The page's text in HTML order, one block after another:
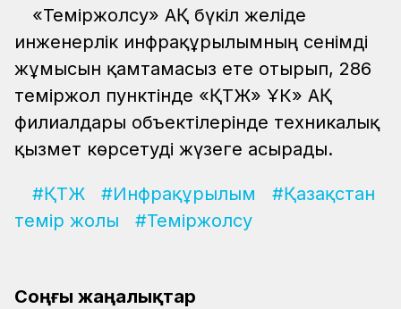
«Теміржолсу» АҚ бүкіл желіде
инженерлік инфрақұрылымның сенімді
жұмысын қамтамасыз ете отырып, 286
теміржол пунктінде «ҚТЖ» ҰК» АҚ
филиалдары объектілерінде техникалық
қызмет көрсетуді жүзеге асырады.
#ҚТЖ #Инфрақұрылым
#Қазақстан
темір жолы
#Теміржолсу
Соңғы жаңалықтар